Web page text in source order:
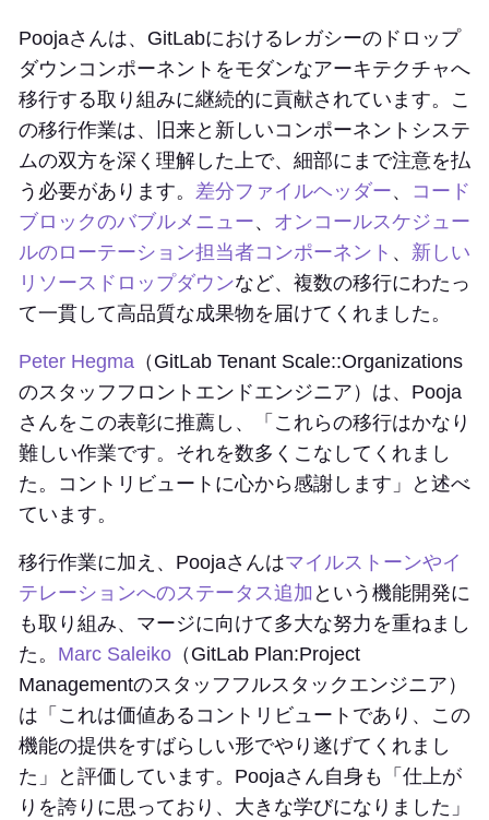
Poojaさんは、GitLabにおけるレガシーのドロップ
ダウンコンポーネントをモダンなアーキテクチャへ
移行する取り組みに継続的に貢献されています。こ
の移行作業は、旧来と新しいコンポーネントシステ
ムの双方を深く理解した上で、細部にまで注意を払
う必要があります。 差分ファイルヘッダー、 コード
ブロックのバブルメニュー、 オンコールスケジュー
ルのローテーション担当者コンポーネント 、 新しい
リソースドロップダウンなど、複数の移行にわたっ
て一貫して高品質な成果物を届けてくれました。
Peter Hegma （GitLab Tenant Scale::Organizations
のスタッフフロントエンドエンジニア）は、Pooja
さんをこの表彰に推薦し、「これらの移行はかなり
難しい作業です。それを数多くこなしてくれまし
た。コントリビュートに心から感謝します」と述べ
ています。
移行作業に加え、Poojaさんはマイルストーンやイ
テレーションへのステータス追加 という機能開発に
も取り組み、マージに向けて多大な努力を重ねまし
た。 Marc Saleiko （GitLab Plan:Project
Managementのスタッフフルスタックエンジニア）
は「これは価値あるコントリビュートであり、この
機能の提供をすばらしい形でやり遂げてくれまし
た」と評価しています。Poojaさん自身も「仕上が
りを誇りに思っており、大きな学びになりました」